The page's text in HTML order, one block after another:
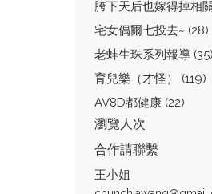
胯下天后也嫁得掉相
宅女偶爾七投去~ (28)
老蚌生珠系列報導 (35)
育兒樂（才怪） (119)
AV8D都健康 (22)
瀏覽人次
合作請聯繫
王小姐